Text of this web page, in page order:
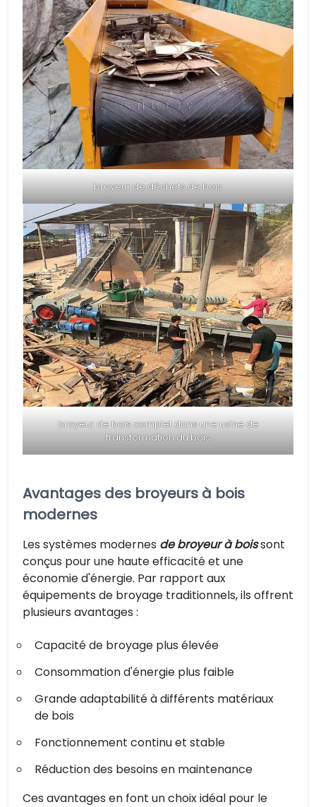
broyeur de déchets de bois
broyeur de bois complet dans une usine de
transformation du bois
Avantages des broyeurs à bois
modernes
Les systèmes modernes de broyeur à boissont
conçus pour une haute efficacité et une
économie d'énergie. Par rapport aux
équipements de broyage traditionnels, ils offrent
plusieurs avantages :
Capacité de broyage plus élevée
Consommation d'énergie plus faible
Grande adaptabilité à différents matériaux
de bois
Fonctionnement continu et stable
Réduction des besoins en maintenance
Ces avantages en font un choix idéal pour le